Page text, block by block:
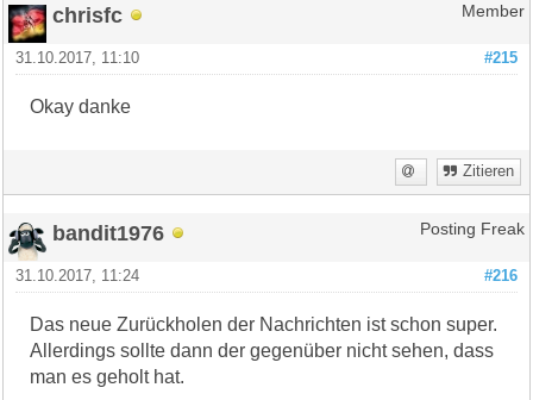
chrisfc Member
#215
31.10.2017, 11:10
Okay danke
Zitieren
bandit1976 Posting Freak
#216
31.10.2017, 11:24
Das neue Zurückholen der Nachrichten ist schon super.
Allerdings sollte dann der gegenüber nicht sehen, dass
man es geholt hat.